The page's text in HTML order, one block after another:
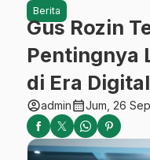
Berita
Gus Rozin
Pentingnya
di Era Digital
account_circleadmincalendar_monthJum, 26